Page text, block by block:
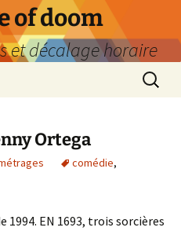
of doom
et décalage horaire
Ortega
comédie,
1994. EN 1693, trois sorcières